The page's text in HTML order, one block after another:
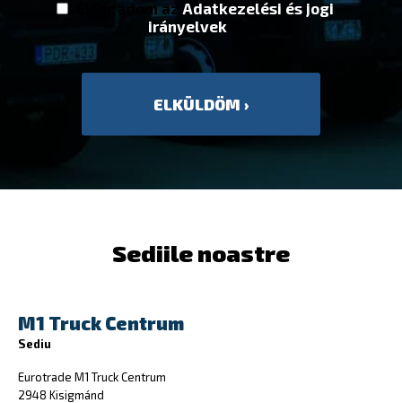
Elfogadom az Adatkezelési és jogi
irányelveket
Sediile noastre
M1 Truck Centrum
Sediu
Eurotrade M1 Truck Centrum
2948 Kisigmánd